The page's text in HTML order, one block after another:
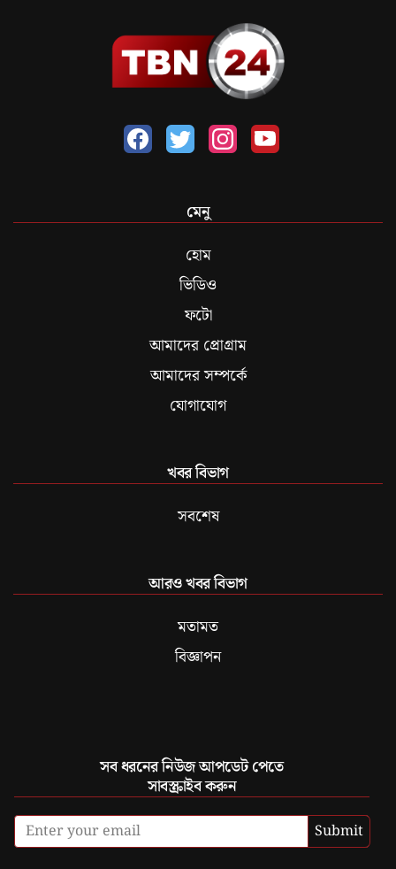
মেনু
হোম
ভিডিও
ফটো
আমাদের প্রোগ্রাম
আমাদের সম্পর্কে
যোগাযোগ
খবর বিভাগ
সবশেষ
আরও খবর বিভাগ
মতামত
বিজ্ঞাপন
সব ধরনের নিউজ আপডেট পেতে
সাবস্ক্রাইব করুন
Submit